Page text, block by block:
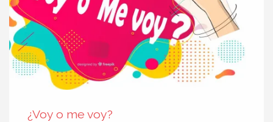
¿Voy o me voy?